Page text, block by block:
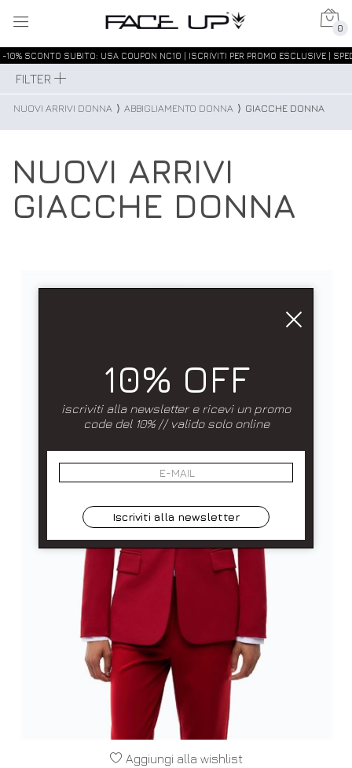
0
-10% SCONTO SUBITO: USA COUPON NC10 | ISCRIVITI PER PROMO ESCLUSIVE |
FILTER
NUOVI ARRIVI DONNA ⟩ ABBIGLIAMENTO DONNA ⟩ GIACCHE DONNA
NUOVI ARRIVI
GIACCHE DONNA
Aggiungi alla wishlist
10% OFF
iscriviti alla newsletter e ricevi un promo
code del 10% // valido solo online
Iscriviti alla newsletter